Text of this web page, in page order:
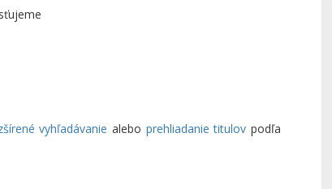
vyhľadávanie alebo prehliadanie titulov podľa